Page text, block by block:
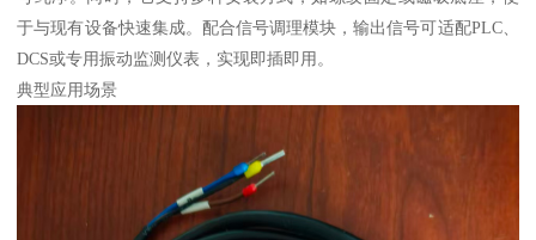
于与现有设备快速集成。配合信号调理模块，输出信号可适配PLC、
DCS或专用振动监测仪表，实现即插即用。
典型应用场景